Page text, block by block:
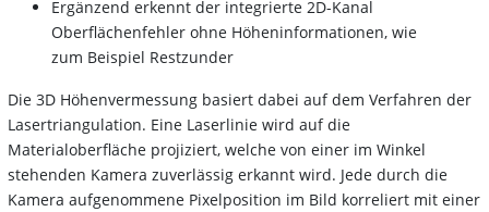
Ergänzend erkennt der integrierte 2D-Kanal
Oberflächenfehler ohne Höheninformationen, wie
zum Beispiel Restzunder
Die 3D Höhenvermessung basiert dabei auf dem Verfahren der
Lasertriangulation. Eine Laserlinie wird auf die
Materialoberfläche projiziert, welche von einer im Winkel
stehenden Kamera zuverlässig erkannt wird. Jede durch die
Kamera aufgenommene Pixelposition im Bild korreliert mit einer